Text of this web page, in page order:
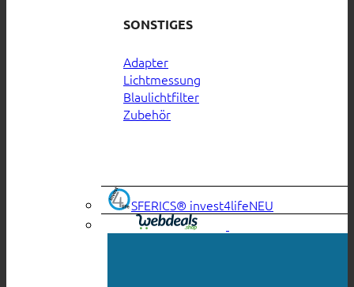
SONSTIGES
Adapter
Lichtmessung
Blaulichtfilter
Zubehör
SFERICS® invest4life